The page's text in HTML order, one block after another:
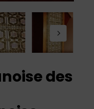
des